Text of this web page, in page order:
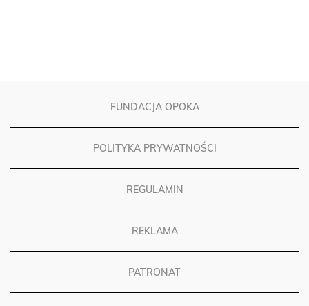
FUNDACJA OPOKA
POLITYKA PRYWATNOŚCI
REGULAMIN
REKLAMA
PATRONAT